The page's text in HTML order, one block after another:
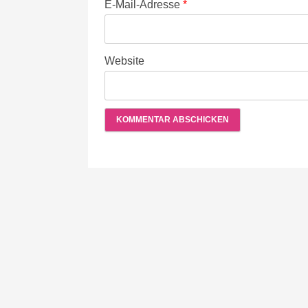
E-Mail-Adresse *
Website